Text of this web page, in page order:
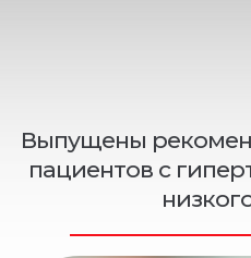
Выпущены
пациентов с